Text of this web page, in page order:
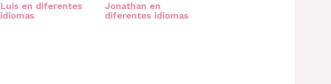
Luis en diferentes
idiomas
Jonathan en
diferentes idiomas